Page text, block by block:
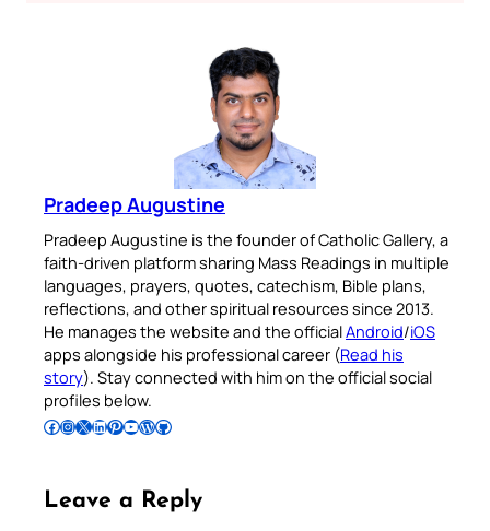
Pradeep Augustine
Pradeep Augustine is the founder of Catholic Gallery, a
faith-driven platform sharing Mass Readings in multiple
languages, prayers, quotes, catechism, Bible plans,
reflections, and other spiritual resources since 2013.
He manages the website and the officialAndroid/iOS
apps alongside his professional career (Read his
story). Stay connected with him on the official social
profiles below.
Follow Pradeep on Facebook Follow Pradeep on InstagramFollow Pradeep on X Follow Pradeep on LinkedIn Follow Pradeep on Pinterest Subscribe to Pradeep’s Youtube Channel Follow Pradeep on WordPress Follow Pradeep on GitHub
Leave a Reply